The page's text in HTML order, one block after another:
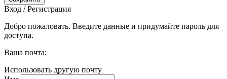
Вход / Регистрация
Добро пожаловать. Введите данные и придумайте пароль для
доступа.
Ваша почта:
Использовать другую почту